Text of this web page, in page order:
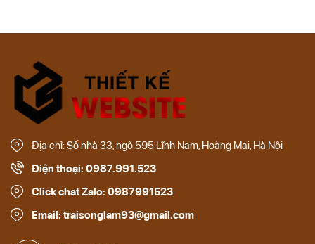
Địa chỉ: Số nhà 33, ngõ 595 Lĩnh Nam, Hoàng Mai, Hà Nội
Điện thoại: 0987.991.523
Click chat Zalo: 0987991523
Email: traisonglam93@gmail.com